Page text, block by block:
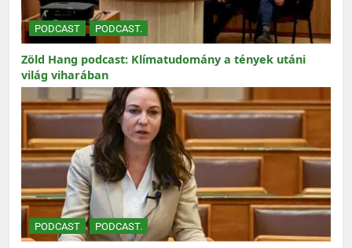
PODCAST PODCAST.
Zöld Hang podcast: Klímatudomány a tények utáni
világ viharában
PODCAST PODCAST.